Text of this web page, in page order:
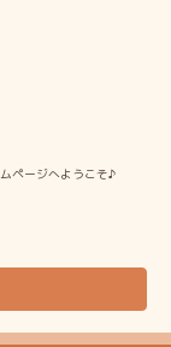
ページへようこそ♪